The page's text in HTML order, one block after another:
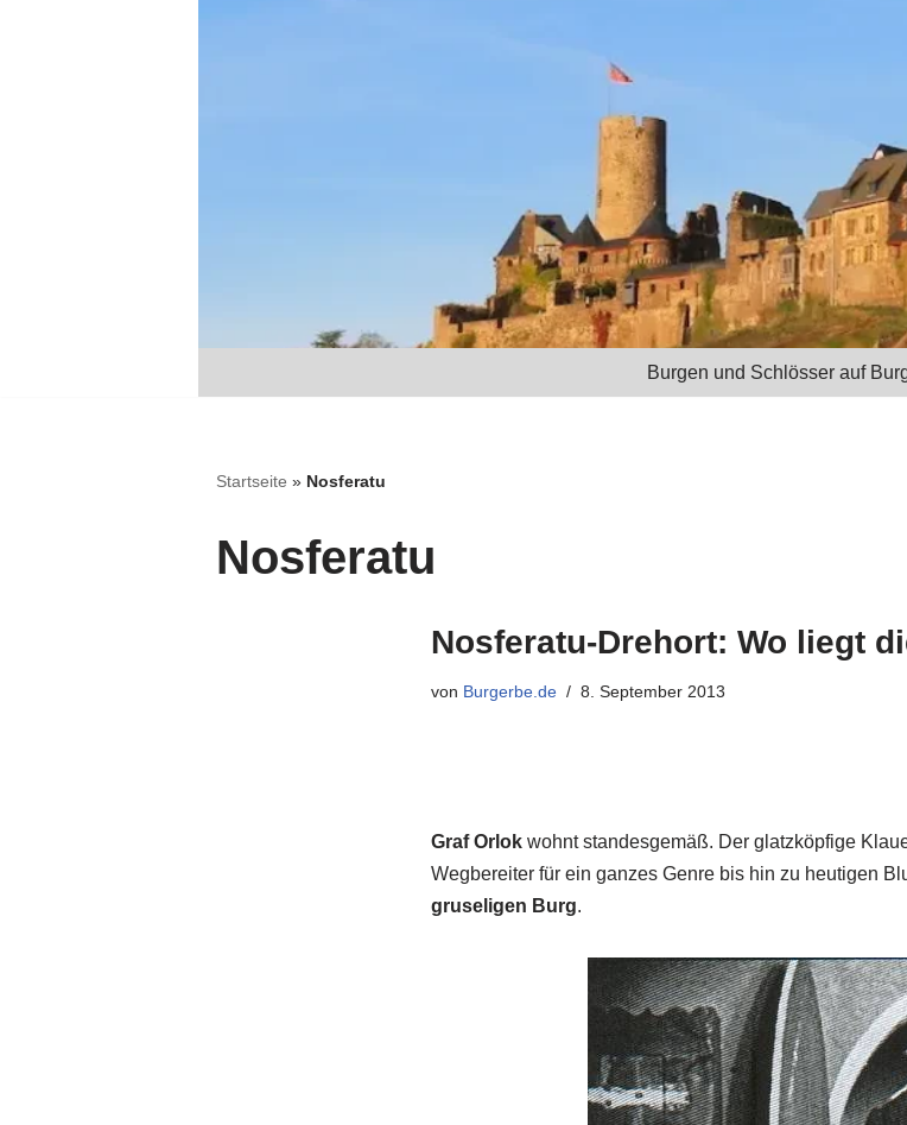
Burgen und Schlösser auf
Startseite » Nosferatu
Nosferatu
Nosferatu-Drehort: Wo liegt
von Burgerbe.de 8. September 2013
Graf Orlokwohnt standesgemäß. Der glatzköpfige
Wegbereiter für ein ganzes Genre bis hin zu heutigen
gruseligen Burg.